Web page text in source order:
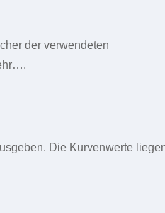
der verwendeten
Die Kurvenwerte